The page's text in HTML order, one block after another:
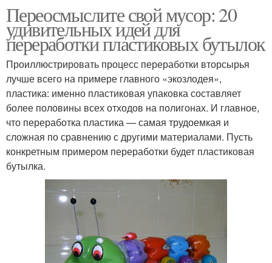
Переосмыслите свой мусор: 20
удивительных идей для
переработки пластиковых бутылок
Проиллюстрировать процесс переработки вторсырья
лучше всего на примере главного «экозлодея»,
пластика: именно пластиковая упаковка составляет
более половины всех отходов на полигонах. И главное,
что переработка пластика — самая трудоемкая и
сложная по сравнению с другими материалами. Пусть
конкретным примером переработки будет пластиковая
бутылка.